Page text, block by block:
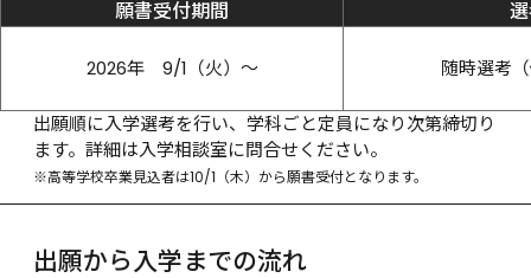
願書受付期間
2026年　9/1（火）～ 随時選考
出願順に入学選考を行い、学科ごと定員になり次第締切り
ます。詳細は入学相談室に問合せください。
※高等学校卒業見込者は10/1（木）から願書受付となります。
出願から入学までの流れ